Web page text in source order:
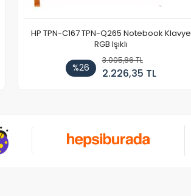
HP TPN-C167 TPN-Q265 Notebook Klavye
RGB Işıklı
%26
3.005,86 TL
2.226,35 TL